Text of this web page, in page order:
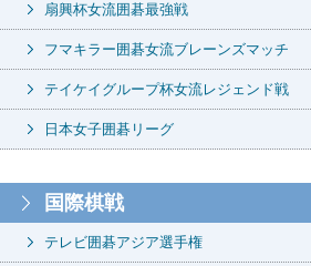
扇興杯女流囲碁最強戦
フマキラー囲碁女流ブレーンズマッチ
テイケイグループ杯女流レジェンド戦
日本女子囲碁リーグ
国際棋戦
テレビ囲碁アジア選手権